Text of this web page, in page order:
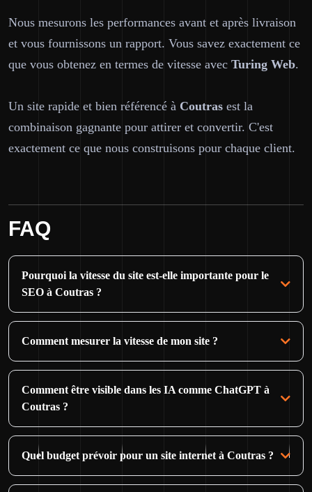
Nous mesurons les performances avant et après livraison
et vous fournissons un rapport. Vous savez exactement ce
que vous obtenez en termes de vitesse avec Turing Web.
Un site rapide et bien référencé à Coutras est la
combinaison gagnante pour attirer et convertir. C'est
exactement ce que nous construisons pour chaque client.
FAQ
Pourquoi la vitesse du site est-elle importante pour le
SEO à Coutras ?
Comment mesurer la vitesse de mon site ?
Comment être visible dans les IA comme ChatGPT à
Coutras ?
Quel budget prévoir pour un site internet à Coutras ?